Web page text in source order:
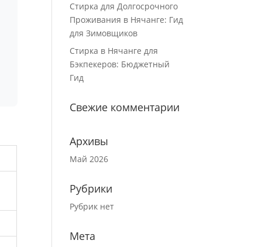
Стирка для Долгосрочного
Проживания в Нячанге: Гид
для Зимовщиков
Стирка в Нячанге для
Бэкпекеров: Бюджетный
Гид
Свежие комментарии
Архивы
Май 2026
Рубрики
Рубрик нет
Мета